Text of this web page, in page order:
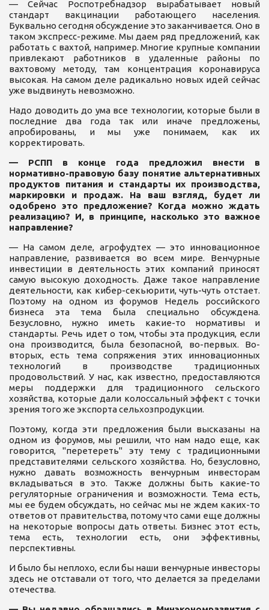
— Сейчас Роспотребнадзор вырабатывает новый
стандарт вакцинации работающего населения.
Буквально сегодня обсуждение это заканчивается. Оно в
таком экспресс-режиме. Мы даем ряд предложений, как
работать с вахтой, например. Многие крупные компании
привлекают работников в удаленные районы по
вахтовому методу, там концентрация коронавируса
высокая. На самом деле радикально новых идей сейчас
уже выдвинуть невозможно.
Надо доводить до ума все технологии, которые были в
последние два года так или иначе предложены,
апробированы, и мы уже понимаем, как их
корректировать.
— РСПП в конце года предложил внести в
нормативно-правовую базу понятие альтернативных
продуктов питания и стандарты их производства,
маркировки и продаж. На ваш взгляд, будет ли
одобрено это предложение? Когда можно ждать
реализацию? И, в принципе, насколько это важное
направление?
— На самом деле, агрофудтех — это инновационное
направление, развивается во всем мире. Венчурные
инвестиции в деятельность этих компаний приносят
самую высокую доходность. Даже такое направление
деятельности, как кибер-секьюрити, чуть-чуть отстает.
Поэтому на одном из форумов Недель российского
бизнеса эта тема была специально обсуждена.
Безусловно, нужно иметь какие-то нормативы и
стандарты. Речь идет о том, чтобы эта продукция, если
она производится, была безопасной, во-первых. Во-
вторых, есть тема сопряжения этих инновационных
технологий в производстве традиционных
продовольствий. У нас, как известно, предоставляются
меры поддержки для традиционного сельского
хозяйства, которые дали колоссальный эффект с точки
зрения того же экспорта сельхозпродукции.
Поэтому, когда эти предложения были высказаны на
одном из форумов, мы решили, что нам надо еще, как
говорится, "перетереть" эту тему с традиционными
представителями сельского хозяйства. Но, безусловно,
нужно давать возможность венчурным инвесторам
вкладываться в это. Также должны быть какие-то
регуляторные ограничения и возможности. Тема есть,
мы ее будем обсуждать, но сейчас мы не ждем каких-то
ответов от правительства, потому что сами еще должны
на некоторые вопросы дать ответы. Бизнес этот есть,
тема есть, технологии есть, они эффективны,
перспективны.
И было бы неплохо, если бы наши венчурные инвесторы
здесь не отставали от того, что делается за пределами
отечества.